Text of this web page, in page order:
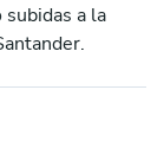
a la